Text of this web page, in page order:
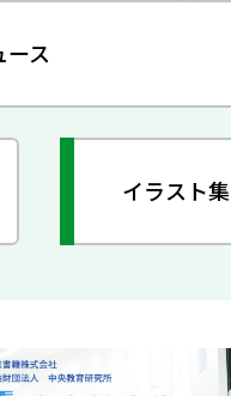
ース
イラスト集